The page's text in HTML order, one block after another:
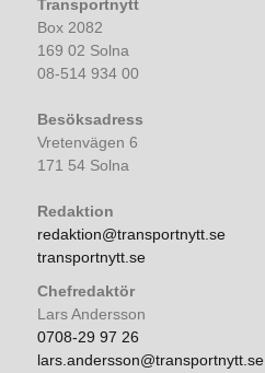
Transportnytt
Box 2082
169 02 Solna
08-514 934 00
Besöksadress
Vretenvägen 6
171 54 Solna
Redaktion
redaktion@transportnytt.se
transportnytt.se
Chefredaktör
Lars Andersson
0708-29 97 26
lars.andersson@transportnytt.se